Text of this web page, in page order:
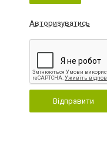
Авторизуватись
Відправити